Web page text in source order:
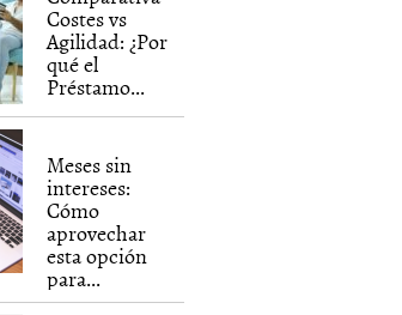
Costes vs
Agilidad: ¿Por
qué el
Préstamo...
Meses sin
intereses:
Cómo
aprovechar
esta opción
para...